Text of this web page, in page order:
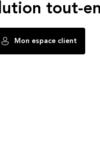
tout-
Mon espace client